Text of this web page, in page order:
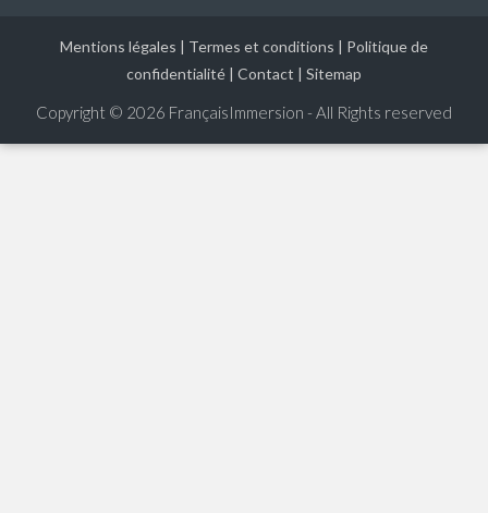
Mentions légales | Termes et conditions | Politique de
confidentialité | Contact | Sitemap
Copyright © 2026 FrançaisImmersion - All Rights reserved